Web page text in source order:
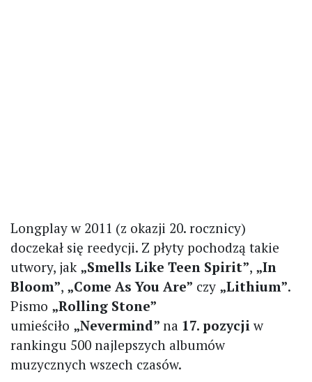
Longplay w 2011 (z okazji 20. rocznicy)
doczekał się reedycji. Z płyty pochodzą takie
utwory, jak „Smells Like Teen Spirit”, „In
Bloom”, „Come As You Are” czy „Lithium”.
Pismo „Rolling Stone”
umieściło „Nevermind” na 17. pozycji w
rankingu 500 najlepszych albumów
muzycznych wszech czasów.